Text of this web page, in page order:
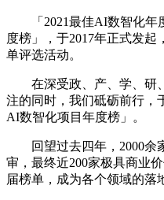
「2021最佳AI数智化年
度榜」，于2017年正式发
单评选活动。
在深受政、产、学、研
注的同时，我们砥砺前行，
AI数智化项目年度榜」。
回望过去四年，2000余
审，最终近200家极具商业
届榜单，成为各个领域的落